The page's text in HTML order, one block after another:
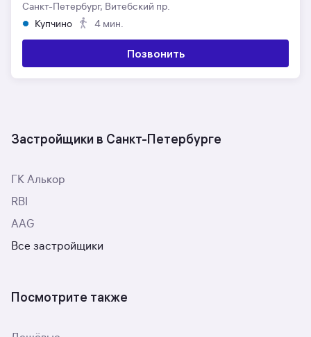
Санкт-Петербург, Витебский пр.
Купчино
4 мин.
Позвонить
Застройщики в Санкт-Петербурге
ГК Алькор
RBI
AAG
Все застройщики
Посмотрите также